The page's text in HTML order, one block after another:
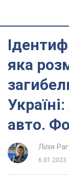
яка
авто.
Лілія
6.01.2023